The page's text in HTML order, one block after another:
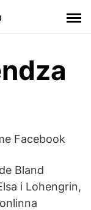
Facebook
Bland
i Lohengrin,